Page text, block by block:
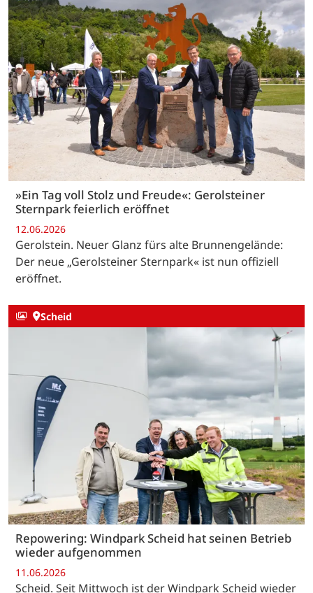
»Ein Tag voll Stolz und Freude«: Gerolsteiner
Sternpark feierlich eröffnet
12.06.2026
Gerolstein. Neuer Glanz fürs alte Brunnengelände:
Der neue „Gerolsteiner Sternpark« ist nun offiziell
eröffnet.
Scheid
Repowering: Windpark Scheid hat seinen Betrieb
wieder aufgenommen
11.06.2026
Scheid. Seit Mittwoch ist der Windpark Scheid wieder